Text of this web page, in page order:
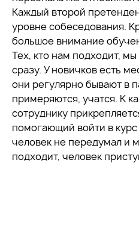
Каждый второй
уровне собеседования.
большое внимание
Тех, кто нам подходит,
сразу. У новичков есть
они регулярно бывают в
примеряются, учатся. К
сотруднику
помогающий войти в
человек не передумал и
подходит, человек